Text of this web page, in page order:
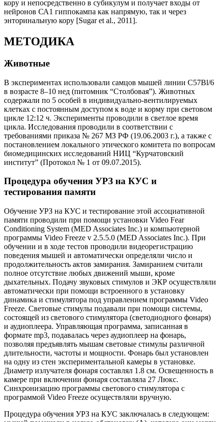
кору и непосредственно в субикулум и получает входы от
нейронов СА1 гиппокампа как напрямую, так и через
энторинальную кору [Sugar et al., 2011].
МЕТОДИКА
Животные
В экспериментах использовали самцов мышей линии С57Bl/6
в возрасте 8–10 нед (питомник “Столбовая”). Животных
содержали по 5 особей в индивидуально-вентилируемых
клетках с постоянным доступом к воде и корму при световом
цикле 12:12 ч. Эксперименты проводили в светлое время
цикла. Исследования проводили в соответствии с
требованиями приказа № 267 МЗ РФ (19.06.2003 г.), а также с
постановлением локального этического комитета по вопросам
биомедицинских исследований НИЦ “Курчатовский
институт” (Протокол № 1 от 09.07.2015).
Процедура обучения УРЗ на КУС и
тестирования памяти
Обучение УРЗ на КУС и тестирование этой ассоциативной
памяти проводили при помощи установки Video Fear
Conditioning System (MED Associates Inc.) и компьютерной
программы Video Freeze v 2.5.5.0 (MED Associates Inc.). При
обучении и в ходе тестов проводили видеорегистрацию
поведения мышей и автоматически определяли число и
продолжительность актов замирания. Замиранием считали
полное отсутствие любых движений мыши, кроме
дыхательных. Подачу звуковых стимулов и ЭКР осуществляли
автоматически при помощи встроенного в установку
динамика и стимулятора под управлением программы Video
Freeze. Световые стимулы подавали при помощи системы,
состоящей из светового стимулятора (светодиодного фонаря)
и аудиоплеера. Управляющая программа, записанная в
формате mp3, подавалась через аудиоплеер на фонарь,
позволяя предъявлять мышам световые стимулы различной
длительности, частоты и мощности. Фонарь был установлен
на одну из стен экспериментальной камеры в установке.
Диаметр излучателя фонаря составлял 1.8 см. Освещенность в
камере при включении фонаря составляла 27 Люкс.
Синхронизацию программы светового стимулятора с
программой Video Freeze осуществляли вручную.
Процедура обучения УРЗ на КУС заключалась в следующем: